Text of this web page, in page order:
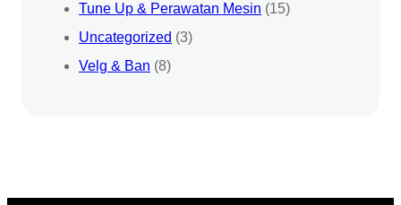
Tune Up & Perawatan Mesin (15)
Uncategorized (3)
Velg & Ban (8)